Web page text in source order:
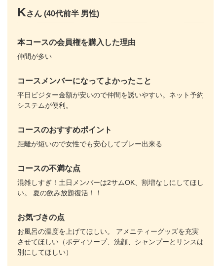
Kさん (40代前半 男性)
本コースの会員権を購入した理由
仲間が多い
コースメンバーになってよかったこと
平日ビジター金額が安いので仲間を誘いやすい。ネット予約
システムが便利。
コースのおすすめポイント
距離が短いので女性でも安心してプレー出来る
コースの不満な点
混雑しすぎ！土日メンバーは2サムOK、割増なしにしてほし
い。 夏の飲み放題復活！！
お気づきの点
お風呂の温度を上げてほしい。 アメニティーグッズを充実
させてほしい（ボディソープ、洗顔、シャンプーとリンスは
別にしてほしい）